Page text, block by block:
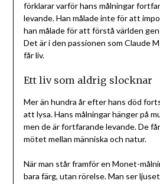
förklarar varför hans målningar
levande. Han målade inte för att
han målade för att förstå världen
Det är i den passionen som Claude
får liv.
Ett liv som aldrig slocknar
Mer än hundra år efter hans död
att lysa. Hans målningar hänger på
men de är fortfarande levande. De
mötet mellan människa och natur.
När man står framför en Monet-
bara färg, utan rörelse. Man ser